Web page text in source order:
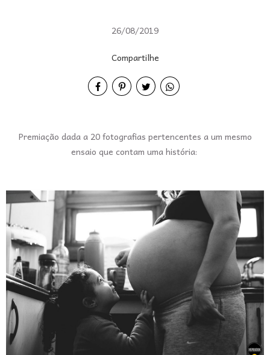
26/08/2019
Compartilhe
Premiação dada a 20 fotografias pertencentes a um mesmo
ensaio que contam uma história: